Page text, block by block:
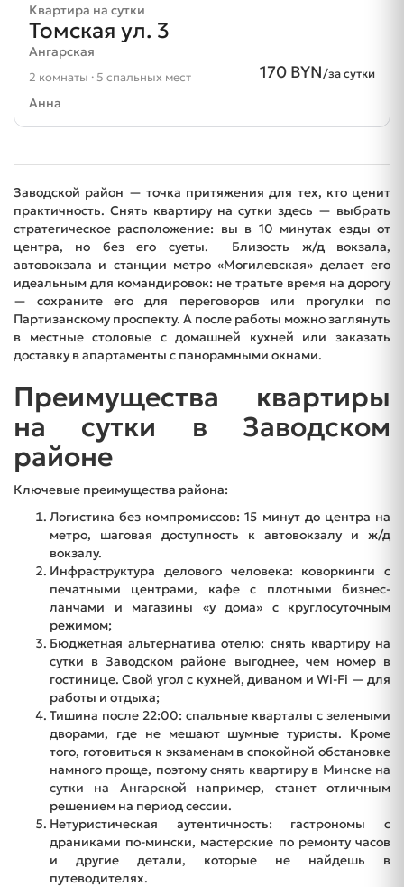
Квартира на сутки
Томская ул. 3
Ангарская
170 BYN/за сутки
2 комнаты · 5 спальных мест
Анна
Заводской район — точка притяжения для тех, кто ценит
практичность. Снять квартиру на сутки здесь — выбрать
стратегическое расположение: вы в 10 минутах езды от
центра, но без его суеты. Близость ж/д вокзала,
автовокзала и станции метро «Могилевская» делает его
идеальным для командировок: не тратьте время на дорогу
— сохраните его для переговоров или прогулки по
Партизанскому проспекту. А после работы можно заглянуть
в местные столовые с домашней кухней или заказать
доставку в апартаменты с панорамными окнами.
Преимущества квартиры
на сутки в Заводском
районе
Ключевые преимущества района:
Логистика без компромиссов: 15 минут до центра на
метро, шаговая доступность к автовокзалу и ж/д
вокзалу.
Инфраструктура делового человека: коворкинги с
печатными центрами, кафе с плотными бизнес-
ланчами и магазины «у дома» с круглосуточным
режимом;
Бюджетная альтернатива отелю: снять квартиру на
сутки в Заводском районе выгоднее, чем номер в
гостинице. Свой угол с кухней, диваном и Wi-Fi — для
работы и отдыха;
Тишина после 22:00: спальные кварталы с зелеными
дворами, где не мешают шумные туристы. Кроме
того, готовиться к экзаменам в спокойной обстановке
намного проще, поэтомуснять квартиру в Минске на
сутки на Ангарской например, станет отличным
решением на период сессии.
Нетуристическая аутентичность: гастрономы с
драниками по-мински, мастерские по ремонту часов
и другие детали, которые не найдешь в
путеводителях.